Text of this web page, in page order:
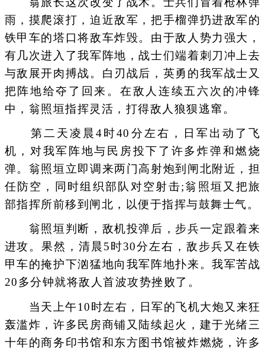
雨，摸爬滚打，迫近敌军，把手榴弹扔进敌军的
铁甲车的塔口将敌车炸毁。由于敌人势力强大，
有几次进入了我军阵地，战士们端着刺刀冲上去
与敌展开肉搏战。白刃战后，英勇的我军战士又
把阵地给夺了回来。在敌人连续五六次的冲锋
中，翁照垣指挥灵活，打得敌人狼狈逃窜。
第二天凌晨4时40分左右，日军出动了飞
机，对我军阵地与民房投下了许多炸弹和燃烧
弹。翁照垣立即调来两门高射炮到闸北附近，担
任防空，同时组织部队对空射击;翁照垣又把旅
部指挥所前移到闸北，以便于指挥与鼓舞士气。
翁照垣判断，敌机投弹后，步兵一定跟着来
进攻。果然，清晨5时30分左右，敌步兵又在铁
甲车的掩护下汹猛地向我军阵地扑来。我军苦战
20多分钟就将敌人首波攻势挫败了。
当天上午10时左右，日军的飞机大炮又来狂
轰滥炸，许多民房商铺又陆续起火，建于光绪三
十年的商务印书馆和东方图书馆被炸燃烧，许多